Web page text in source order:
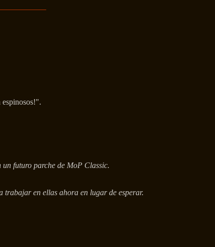
espinosos!".
un futuro parche de MoP Classic.
trabajar en ellas ahora en lugar de esperar.